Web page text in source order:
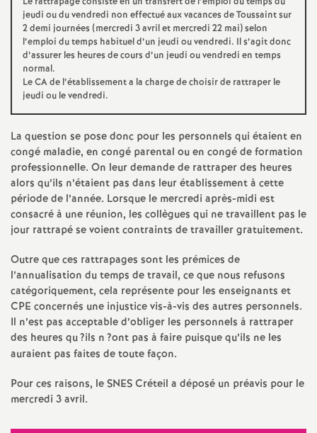
a
l
d
e
s
E
n
s
e
i
g
jeudi ou du vendredi non effectué aux vacances de Toussaint sur
2 demi journées (mercredi 3 avril et mercredi 22 mai) selon
l’emploi du temps habituel d’un jeudi ou vendredi. Il s’agit donc
d’assurer les heures de cours d’un jeudi ou vendredi en temps
normal.
LeCAde l’établissement a la charge de choisir de rattraper le
jeudi ou le vendredi.
La question se pose donc pour les personnels qui étaient en
congé maladie, en congé parental ou en congé de formation
professionnelle. On leur demande de rattraper des heures
alors qu’ils n’étaient pas dans leur établissement à cette
période de l’année. Lorsque le mercredi après-midi est
consacré à une réunion, les collègues qui ne travaillent pas le
jour rattrapé se voient contraints de travailler gratuitement.
Outre que ces rattrapages sont les prémices de
l’annualisation du temps de travail, ce que nous refusons
catégoriquement, cela représente pour les enseignants et
CPE concernés une injustice vis-à-vis des autres personnels.
Il n’est pas acceptable d’obliger les personnels à rattraper
des heures qu?ils n?ont pas à faire puisque qu’ils ne les
auraient pas faites de toute façon.
Pour ces raisons, leSNESCréteil a déposé un préavis pour le
mercredi 3 avril.